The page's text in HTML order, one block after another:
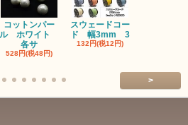
コットンパー
ル ホワイト
各サ
528円(税48円)
スウェードコー
ド 幅3mm 3
132円(税12円)
>